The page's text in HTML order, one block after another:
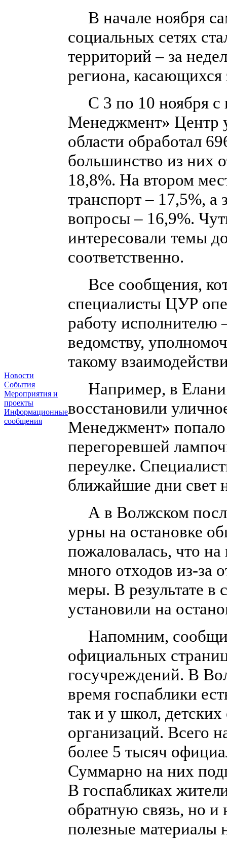
Новости
События
Мероприятия и
проекты
Информационные
сообщения
В начале ноября
социальных сетях
территорий – за
региона,
С 3 по 10 ноября с
Менеджмент» Центр
области обработал
большинство из них
18,8%. На втором
транспорт – 17,5%,
вопросы – 16,9%.
интересовали темы
соответственно.
Все сообщения,
специалисты ЦУР
работу исполнителю
ведомству,
такому
Например, в Елани
восстановили
Менеджмент»
перегоревшей
переулке.
ближайшие дни свет
А в Волжском
урны на остановке
пожаловалась, что
много отходов из-за
меры. В результате
установили на
Напомним,
официальных
госучреждений. В
время госпаблики
так и у школ,
организаций. Всего
более 5 тысяч
Суммарно на них
В госпабликах
обратную связь, но и
полезные материалы